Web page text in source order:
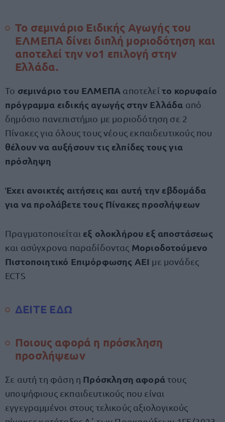
Το σεμινάριο Ειδικής Αγωγής του
ΕΛΜΕΠΑ δίνει διπλή μοριοδότηση και
αποτελεί την νο1 επιλογή στην
Ελλάδα.
Το σεμινάριο του ΕΛΜΕΠΑ αποτελεί το κορυφαίο
πρόγραμμα ειδικής αγωγής στην Ελλάδα από
δημόσιο πανεπιστήμιο με μοριοδότηση σε 2
Πίνακες για όλους τους νέους εκπαιδευτικούς που
θέλουν να αυξήσουν τις ελπίδες τους για
πρόσληψη
Έχει ανοικτές αιτήσεις και αυτή την εβδομάδα
για να προλάβετε τους Πίνακες προσλήψεων
Πραγματοποιείται εξ ολοκλήρου εξ αποστάσεως
και ασύγχρονα παραδίδοντας Μοριοδοτούμενο
Πιστοποιητικό Επιμόρφωσης ΑΕΙ με μονάδες
ECTS
ΔΕΙΤΕ ΕΔΩ
Ποιους αφορά η πρόσκληση
προσλήψεων
Σε αυτή τη φάση η Πρόσκληση αφοράτους
υποψήφιους εκπαιδευτικούς που είναι
εγγεγραμμένοι στους τελικούς αξιολογικούς